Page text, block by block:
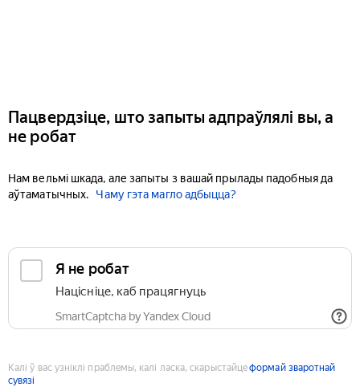
Пацвердзіце, што запыты адпраўлялі вы, а
не робат
Нам вельмі шкада, але запыты з вашай прылады падобныя да
аўтаматычных.
Чаму гэта магло адбыцца?
Я не робат
Націсніце, каб працягнуць
SmartCaptcha by Yandex Cloud
Калі ў вас узніклі праблемы, калі ласка, скарыстайцеформай зваротнай
сувязі